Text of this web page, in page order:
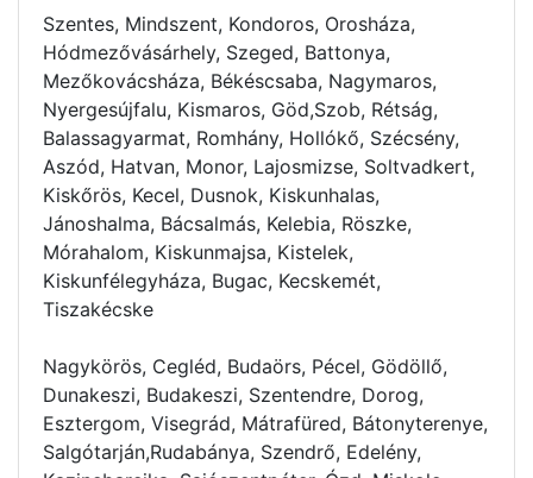
Szentes, Mindszent, Kondoros, Orosháza,
Hódmezővásárhely, Szeged, Battonya,
Mezőkovácsháza, Békéscsaba, Nagymaros,
Nyergesújfalu, Kismaros, Göd,Szob, Rétság,
Balassagyarmat, Romhány, Hollókő, Szécsény,
Aszód, Hatvan, Monor, Lajosmizse, Soltvadkert,
Kiskőrös, Kecel, Dusnok, Kiskunhalas,
Jánoshalma, Bácsalmás, Kelebia, Röszke,
Mórahalom, Kiskunmajsa, Kistelek,
Kiskunfélegyháza, Bugac, Kecskemét,
Tiszakécske
Nagykörös, Cegléd, Budaörs, Pécel, Gödöllő,
Dunakeszi, Budakeszi, Szentendre, Dorog,
Esztergom, Visegrád, Mátrafüred, Bátonyterenye,
Salgótarján,Rudabánya, Szendrő, Edelény,